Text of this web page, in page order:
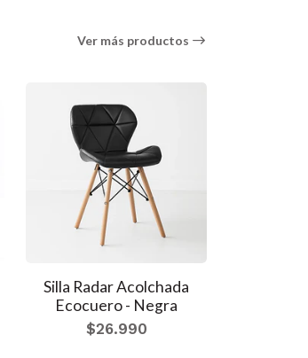
Ver más productos
Silla Radar Acolchada
Ecocuero - Negra
$26.990